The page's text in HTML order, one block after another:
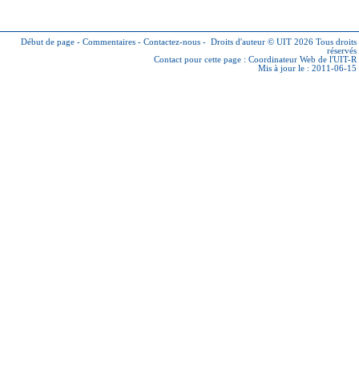
Début de page - Commentaires - Contactez-nous - Droits d'auteur © UIT 2026 Tous droits
réservés
Contact pour cette page : Coordinateur Web de l'UIT-R
Mis à jour le : 2011-06-15